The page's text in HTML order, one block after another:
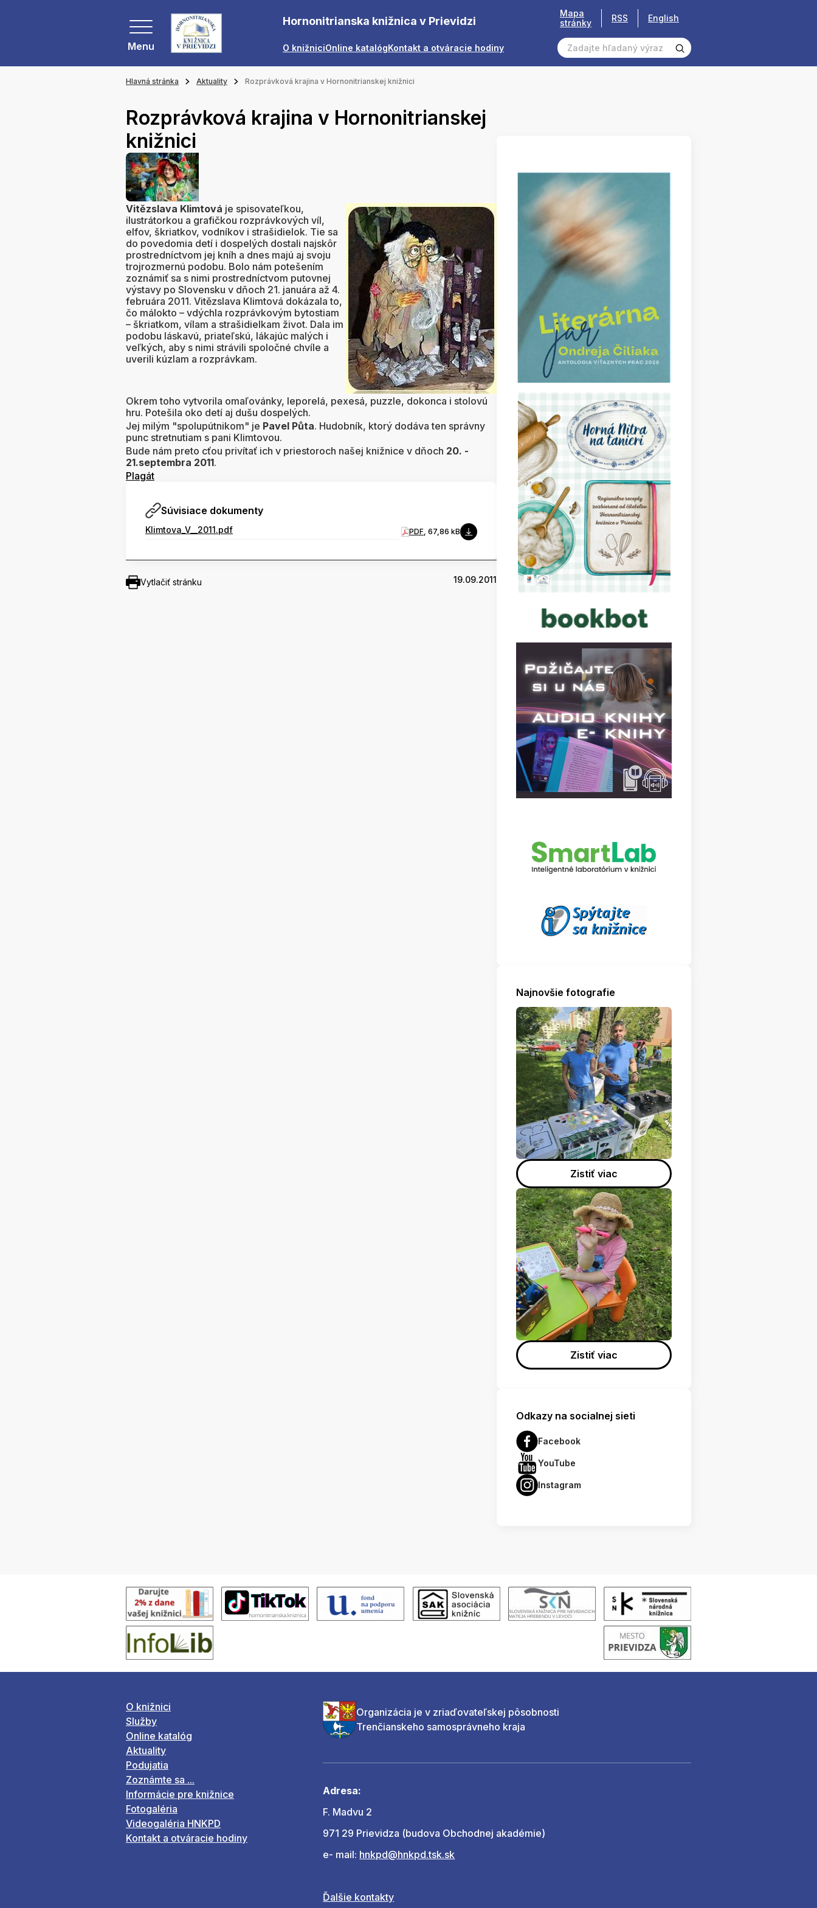
Menu
Hornonitrianska knižnica v Prievidzi
O knižniciOnline katalógKontakt a otváracie hodiny
Mapa
stránky
RSS English
Hlavná stránka Aktuality Rozprávková krajina v Hornonitrianskej knižnici
Rozprávková krajina v Hornonitrianskej
knižnici
Vitězslava Klimtová je spisovateľkou,
ilustrátorkou a grafičkou rozprávkových víl,
elfov, škriatkov, vodníkov i strašidielok. Tie sa
do povedomia detí i dospelých dostali najskôr
prostredníctvom jej kníh a dnes majú aj svoju
trojrozmernú podobu. Bolo nám potešením
zoznámiť sa s nimi prostredníctvom putovnej
výstavy po Slovensku v dňoch 21. januára až 4.
februára 2011. Vitězslava Klimtová dokázala to,
čo málokto – vdýchla rozprávkovým bytostiam
– škriatkom, vílam a strašidielkam život. Dala im
podobu láskavú, priateľskú, lákajúc malých i
veľkých, aby s nimi strávili spoločné chvíle a
uverili kúzlam a rozprávkam.
Okrem toho vytvorila omaľovánky, leporelá, pexesá, puzzle, dokonca i stolovú
hru. Potešila oko detí aj dušu dospelých.
Jej milým "spolupútnikom" je Pavel Půta. Hudobník, ktorý dodáva ten správny
punc stretnutiam s pani Klimtovou.
Bude nám preto cťou privítať ich v priestoroch našej knižnice v dňoch 20. -
21.septembra 2011.
Plagát
Súvisiace dokumenty
Klimtova_V__2011.pdf PDF, 67,86 kB
Vytlačiť stránku 19.09.2011
Najnovšie fotografie
Zistiť viac
Zistiť viac
Odkazy na socialnej sieti
Facebook
YouTube
Instagram
O knižnici
Služby
Online katalóg
Aktuality
Podujatia
Zoznámte sa ...
Informácie pre knižnice
Fotogaléria
Videogaléria HNKPD
Kontakt a otváracie hodiny
Organizácia je v zriaďovateľskej pôsobnosti
Trenčianskeho samosprávneho kraja
Adresa:
F. Madvu 2
971 29 Prievidza (budova Obchodnej akadémie)
e- mail: hnkpd@hnkpd.tsk.sk
Ďalšie kontakty